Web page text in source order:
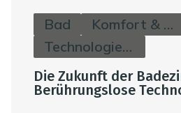
Bad
Komfort & Hygiene
Technologie & Zukunft
Die Zukunft der
Berührungslose